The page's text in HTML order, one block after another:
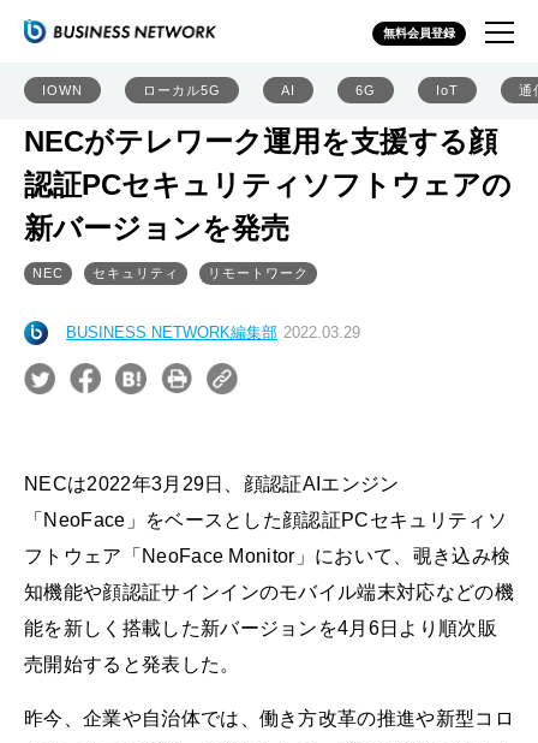
無料会員登録
IOWN ローカル5G AI 6G IoT 通
NECがテレワーク運用を支援する顔
認証PCセキュリティソフトウェアの
新バージョンを発売
NEC セキュリティ リモートワーク
BUSINESS NETWORK編集部 2022.03.29
NECは2022年3月29日、顔認証AIエンジン
「NeoFace」をベースとした顔認証PCセキュリティソ
フトウェア「NeoFace Monitor」において、覗き込み検
知機能や顔認証サインインのモバイル端末対応などの機
能を新しく搭載した新バージョンを4月6日より順次販
売開始すると発表した。
昨今、企業や自治体では、働き方改革の推進や新型コロ